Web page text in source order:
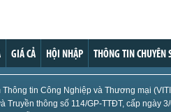
GIÁ CẢ HỘI NHẬP THÔNG TIN CHUYÊN
tin Công Nghiệp và Thương mại
Truyền thông số 114/GP-TTĐT, cấp ngày